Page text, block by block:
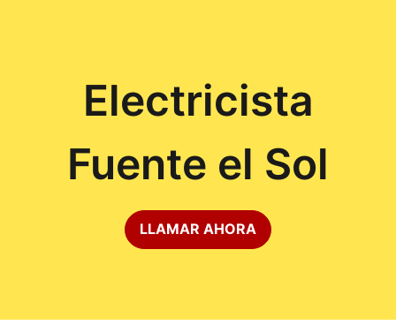
Electricista
Fuente el Sol
LLAMAR AHORA